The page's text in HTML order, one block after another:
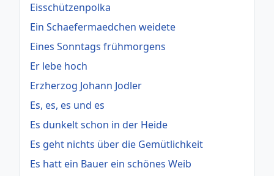
Eisschützenpolka
Ein Schaefermaedchen weidete
Eines Sonntags frühmorgens
Er lebe hoch
Erzherzog Johann Jodler
Es, es, es und es
Es dunkelt schon in der Heide
Es geht nichts über die Gemütlichkeit
Es hatt ein Bauer ein schönes Weib